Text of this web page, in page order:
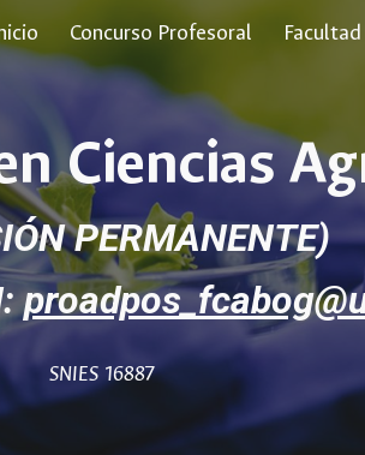
Skip to
Concurso Profesoral Facultad
Ciencias
PERMANENTE)
SNIES 16887